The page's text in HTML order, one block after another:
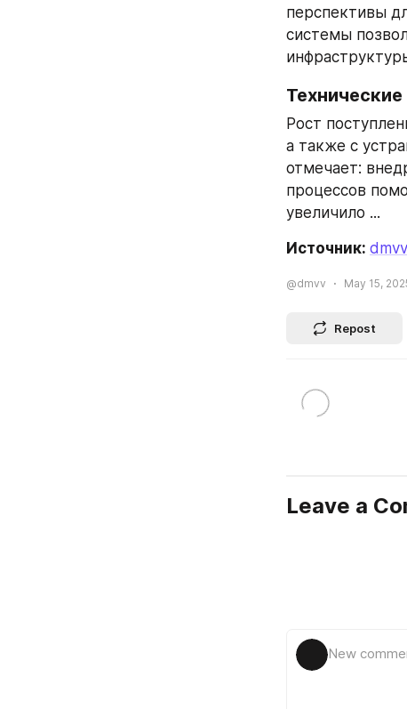
перспективы
системы
Рост
а также с
отмечает:
процессов
увеличило ...
Источник:
@dmvv May 15,
Repost
Leave a